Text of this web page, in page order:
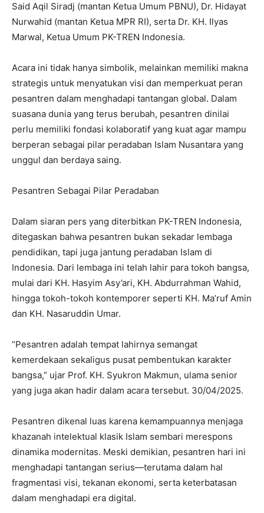
Said Aqil Siradj (mantan Ketua Umum PBNU), Dr. Hidayat
Nurwahid (mantan Ketua MPR RI), serta Dr. KH. Ilyas
Marwal, Ketua Umum PK-TREN Indonesia.
Acara ini tidak hanya simbolik, melainkan memiliki makna
strategis untuk menyatukan visi dan memperkuat peran
pesantren dalam menghadapi tantangan global. Dalam
suasana dunia yang terus berubah, pesantren dinilai
perlu memiliki fondasi kolaboratif yang kuat agar mampu
berperan sebagai pilar peradaban Islam Nusantara yang
unggul dan berdaya saing.
Pesantren Sebagai Pilar Peradaban
Dalam siaran pers yang diterbitkan PK-TREN Indonesia,
ditegaskan bahwa pesantren bukan sekadar lembaga
pendidikan, tapi juga jantung peradaban Islam di
Indonesia. Dari lembaga ini telah lahir para tokoh bangsa,
mulai dari KH. Hasyim Asy’ari, KH. Abdurrahman Wahid,
hingga tokoh-tokoh kontemporer seperti KH. Ma’ruf Amin
dan KH. Nasaruddin Umar.
“Pesantren adalah tempat lahirnya semangat
kemerdekaan sekaligus pusat pembentukan karakter
bangsa,” ujar Prof. KH. Syukron Makmun, ulama senior
yang juga akan hadir dalam acara tersebut. 30/04/2025.
Pesantren dikenal luas karena kemampuannya menjaga
khazanah intelektual klasik Islam sembari merespons
dinamika modernitas. Meski demikian, pesantren hari ini
menghadapi tantangan serius—terutama dalam hal
fragmentasi visi, tekanan ekonomi, serta keterbatasan
dalam menghadapi era digital.